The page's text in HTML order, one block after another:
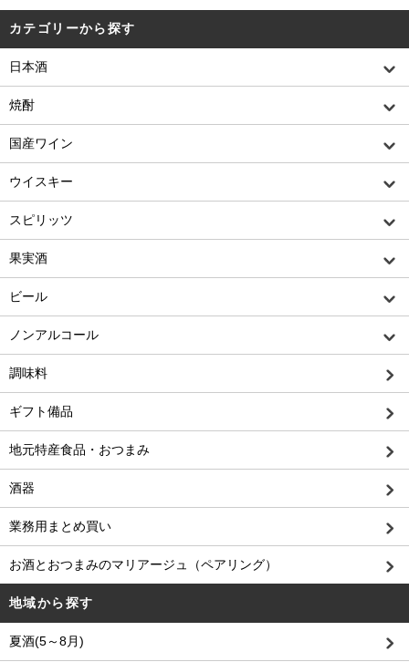
カテゴリーから探す
日本酒
焼酎
国産ワイン
ウイスキー
スピリッツ
果実酒
ビール
ノンアルコール
調味料
ギフト備品
地元特産食品・おつまみ
酒器
業務用まとめ買い
お酒とおつまみのマリアージュ（ペアリング）
地域から探す
夏酒(5～8月)